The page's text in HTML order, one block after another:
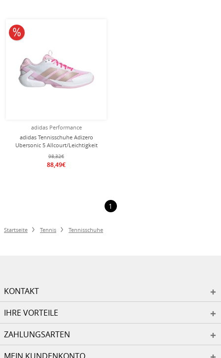
adidas Performance
adidas Tennisschuhe Adizero
Ubersonic 5 Allcourt/Leichtigkeit
weiss/pink Damen
98,32€
88,49€
10% reduziert
1
Startseite Tennis Tennisschuhe
KONTAKT
IHRE VORTEILE
ZAHLUNGSARTEN